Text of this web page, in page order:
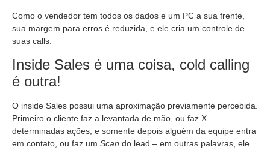
Como o vendedor tem todos os dados e um PC a sua frente,
sua margem para erros é reduzida, e ele cria um controle de
suas calls.
Inside Sales é uma coisa, cold calling
é outra!
O inside Sales possui uma aproximação previamente percebida.
Primeiro o cliente faz a levantada de mão, ou faz X
determinadas ações, e somente depois alguém da equipe entra
em contato, ou faz um Scan do lead – em outras palavras, ele